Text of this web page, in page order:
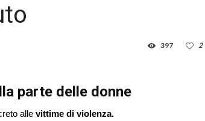
2
397
parte delle donne
alle vittime di violenza.